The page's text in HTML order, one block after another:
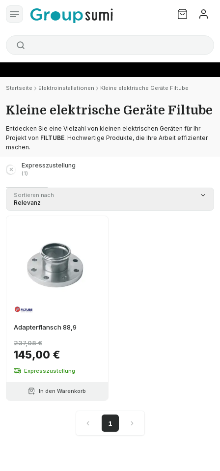
Startseite Elektroinstallationen Kleine elektrische Geräte Filtube
Kleine elektrische Geräte Filtube
Entdecken Sie eine Vielzahl von kleinen elektrischen Geräten für Ihr
Projekt von FILTUBE. Hochwertige Produkte, die Ihre Arbeit effizienter
machen.
Expresszustellung
(1)
Sortieren nach
Relevanz
Adapterflansch 88,9
145,00 €
237,08 €
Expresszustellung
In den Warenkorb
1